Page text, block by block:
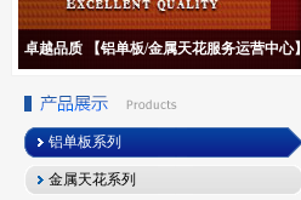
卓越品质 【铝单板/金属天花服务运营中心】
铝单板系列
金属天花系列